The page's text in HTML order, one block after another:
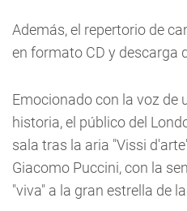
Además, el repertorio de
en formato CD y descarga
Emocionado con la voz de
historia, el público del
sala tras la aria "Vissi
Giacomo Puccini, con la
"viva" a la gran estrella de